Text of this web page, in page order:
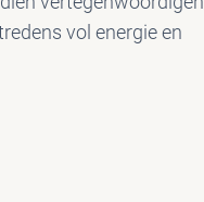
vol energie en